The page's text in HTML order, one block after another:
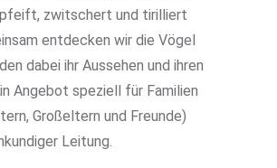
zwitschert und tirilliert
entdecken wir die Vögel
dabei ihr Aussehen und ihren
Angebot speziell für Familien
Großeltern und Freunde)
Leitung.